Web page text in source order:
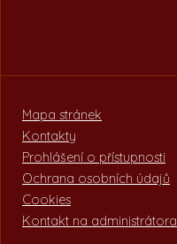
Mapa stránek
Kontakty
Prohlášení o přístupnosti
Ochrana osobních údajů
Cookies
Kontakt na administrátora